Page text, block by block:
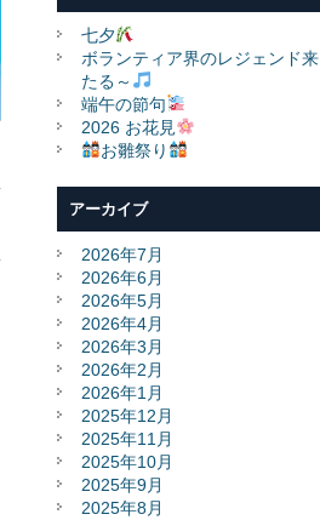
七夕
ボランティア界のレジェンド来
たる～
端午の節句
2026 お花見
お雛祭り
アーカイブ
2026年7月
2026年6月
2026年5月
2026年4月
2026年3月
2026年2月
2026年1月
2025年12月
2025年11月
2025年10月
2025年9月
2025年8月